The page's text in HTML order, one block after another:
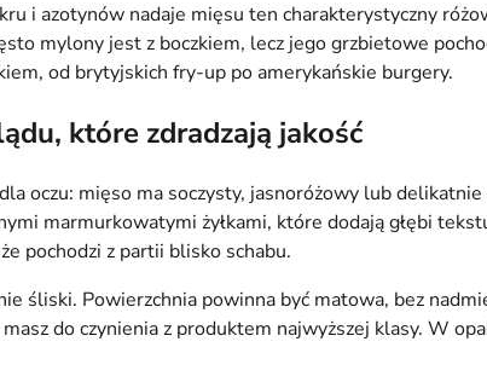
i azotynów nadaje mięsu ten charakterystyczny
mylony jest z boczkiem, lecz jego grzbietowe
od brytyjskich fry-up po amerykańskie burgery.
które zdradzają jakość
oczu: mięso ma soczysty, jasnoróżowy lub
marmurkowatymi żyłkami, które dodają głębi
pochodzi z partii blisko schabu.
śliski. Powierzchnia powinna być matowa, bez
do czynienia z produktem najwyższej klasy. W